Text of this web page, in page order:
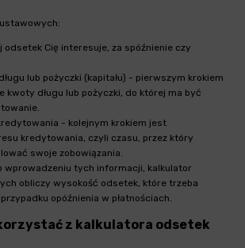
odsetek Cię interesuje, za spóźnienie czy
lub pożyczki (kapitału) - pierwszym krokiem
kwoty długu lub pożyczki, do której ma być
- kolejnym krokiem jest
kredytowania, czyli czasu, przez który
swoje zobowiązania.
wprowadzeniu tych informacji, kalkulator
obliczy wysokość odsetek, które trzeba
opóźnienia w płatnościach.
z kalkulatora odsetek